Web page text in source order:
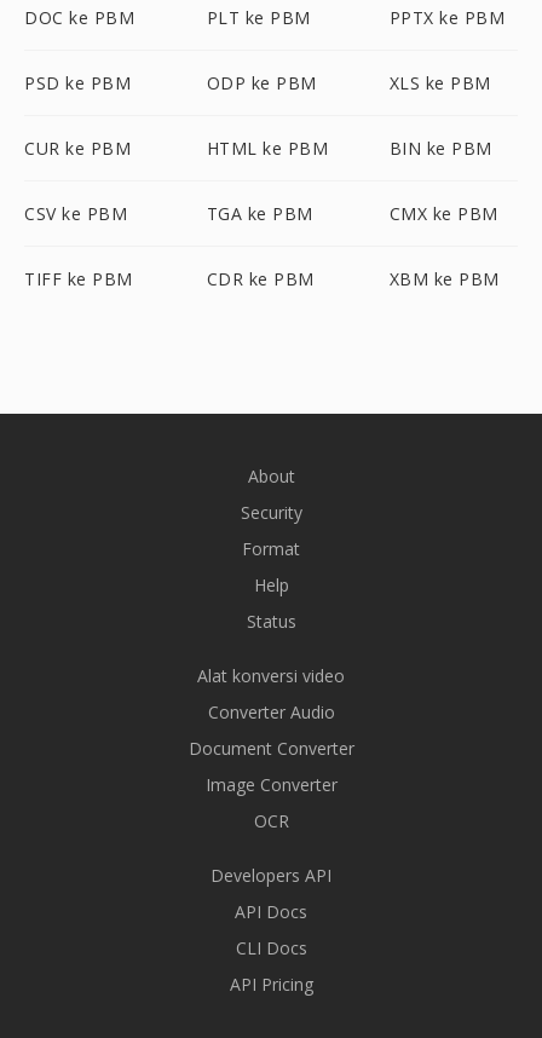
DOC ke PBM PLT ke PBM PPTX ke PBM
PSD ke PBM ODP ke PBM XLS ke PBM
CUR ke PBM HTML ke PBM BIN ke PBM
CSV ke PBM TGA ke PBM CMX ke PBM
TIFF ke PBM CDR ke PBM XBM ke PBM
About
Security
Format
Help
Status
Alat konversi video
Converter Audio
Document Converter
Image Converter
OCR
Developers API
API Docs
CLI Docs
API Pricing